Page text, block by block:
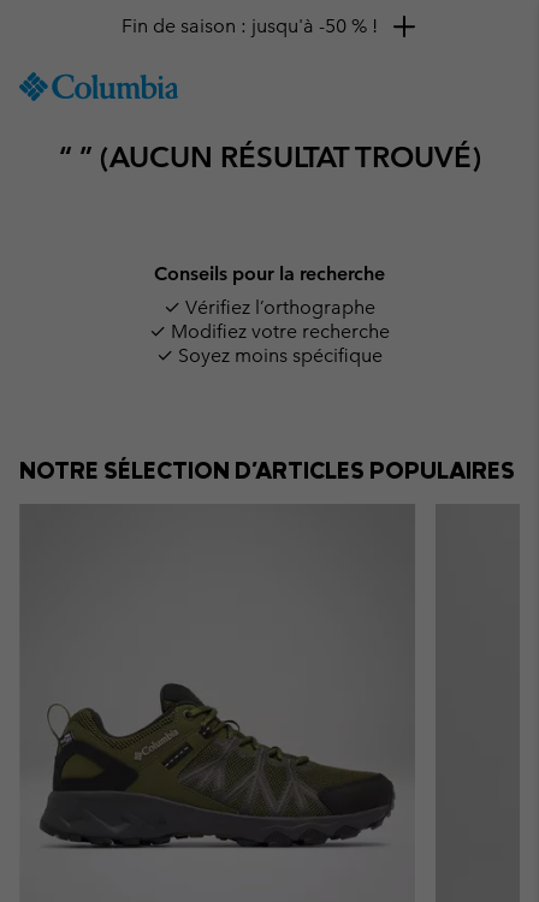
TO
SKIP
Fin de saison : jusqu'à -50 % !
“ ” (AUCUN RÉSULTAT TROUVÉ)
Conseils pour la recherche
✓ Vérifiez l’orthographe
✓ Modifiez votre recherche
✓ Soyez moins spécifique
NOTRE SÉLECTION D'ARTICLES POPULAIRES